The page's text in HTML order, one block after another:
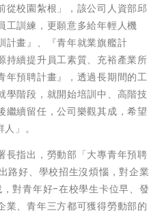
從校園紮根」，該公司人資部邱
工訓練，更願意多給年輕人機
計畫』、『青年就業旗艦計
持續提升員工素質、充裕產業所
年預聘計畫』，透過長期間的工
學階段，就開始培訓中、高階技
繼續留任，公司樂觀其成，希望
」。
長指出，勞動部「大專青年預聘
路好、學校招生沒煩惱，對企業
對青年好-在校學生卡位早、發
業、青年三方都可獲得勞動部的